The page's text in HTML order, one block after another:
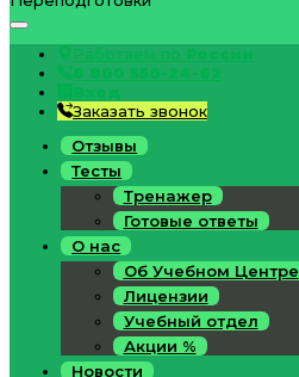
Работаем по России
8 800 550-24-62
Вход
Заказать звонок
Отзывы
Тесты
Тренажер
Готовые ответы
О нас
Об Учебном Центре
Лицензии
Учебный отдел
Акции %
Новости